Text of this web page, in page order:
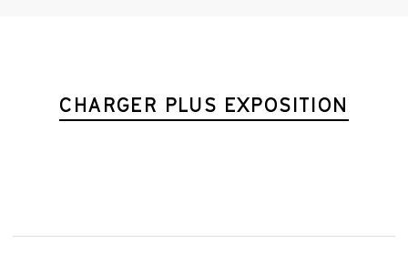
CHARGER PLUS EXPOSITION